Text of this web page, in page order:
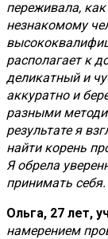
переживала,
незнакомому
располагает к
деликатный и
аккуратно и
разными
результате я
найти корень
Я обрела
принимать
Ольга, 27 лет,
намерением